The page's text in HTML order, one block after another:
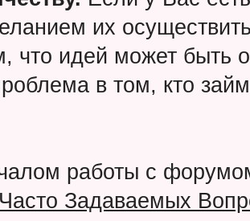
их
что идей может быть
в том, кто
работы с
Задаваемых